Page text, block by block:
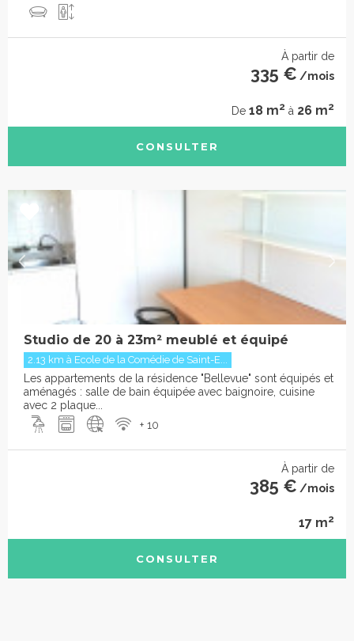
À partir de
335 € /mois
De 18 m2 à 26 m2
CONSULTER
Studio de 20 à 23m² meublé et équipé
2.13 km à Ecole de la Comédie de Saint-E...
Les appartements de la résidence "Bellevue" sont équipés et
aménagés : salle de bain équipée avec baignoire, cuisine
avec 2 plaque...
+ 10
À partir de
385 € /mois
17 m2
CONSULTER